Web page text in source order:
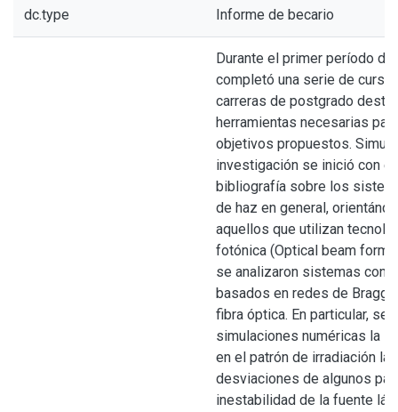
dc.type Informe de becario
Durante el primer período de
completó una serie de
carreras de postgrado
herramientas necesarias
objetivos propuestos.
investigación se inició con
bibliografía sobre los
de haz en general,
aquellos que utilizan
fotónica (Optical beam
se analizaron sistemas
basados en redes de Bragg
fibra óptica. En particular, se
simulaciones numéricas la
en el patrón de irradiación
desviaciones de algunos
inestabilidad de la fuente